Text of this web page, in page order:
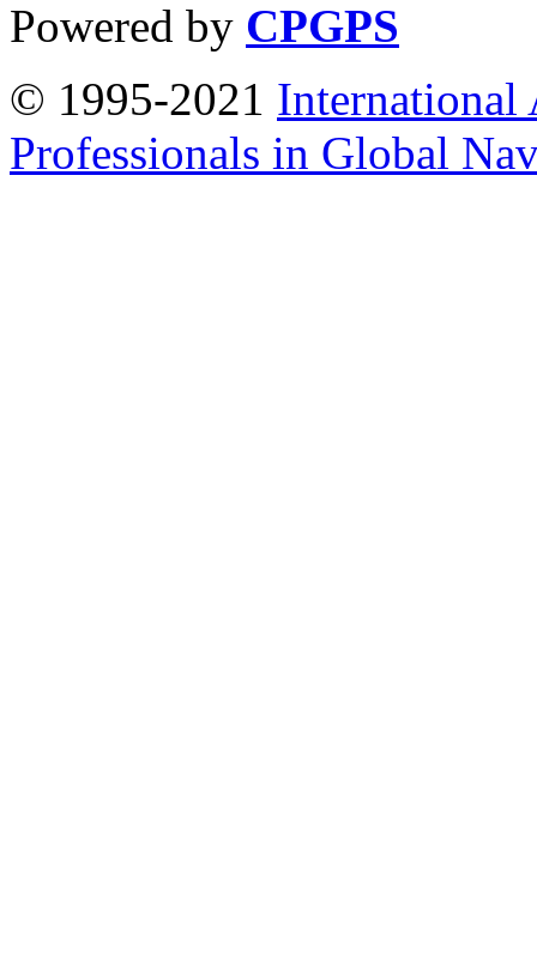
Powered by CPGPS
© 1995-2021 International
Professionals in Global